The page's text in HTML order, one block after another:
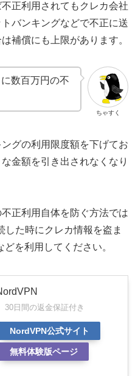
正利用されてもクレカ会社
バンキングなどで不正に送
補償にも上限があります。
ちゃすく
数百万円の不
グの利用限度額を下げてお
金額を引き出されなくなり
正利用自体を防ぐ方法では
た時にクレカ情報を盗ま
どを利用してください。
30日間の返金保証付き
NordVPN公式サイト
無料体験版ページ